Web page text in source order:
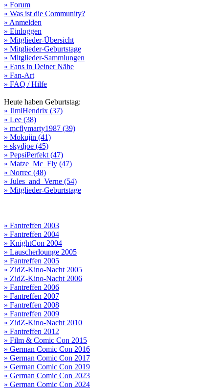
» Forum
» Was ist die Community?
» Anmelden
» Einloggen
» Mitglieder-Übersicht
» Mitglieder-Geburtstage
» Mitglieder-Sammlungen
» Fans in Deiner Nähe
» Fan-Art
» FAQ / Hilfe
Heute haben Geburtstag:
» JimiHendrix (37)
» Lee (38)
» mcflymarty1987 (39)
» Mokujin (41)
» skydjoe (45)
» PepsiPerfekt (47)
» Matze_Mc_Fly (47)
» Norrec (48)
» Jules_and_Verne (54)
» Mitglieder-Geburtstage
» Fantreffen 2003
» Fantreffen 2004
» KnightCon 2004
» Lauscherlounge 2005
» Fantreffen 2005
» ZidZ-Kino-Nacht 2005
» ZidZ-Kino-Nacht 2006
» Fantreffen 2006
» Fantreffen 2007
» Fantreffen 2008
» Fantreffen 2009
» ZidZ-Kino-Nacht 2010
» Fantreffen 2012
» Film & Comic Con 2015
» German Comic Con 2016
» German Comic Con 2017
» German Comic Con 2019
» German Comic Con 2023
» German Comic Con 2024